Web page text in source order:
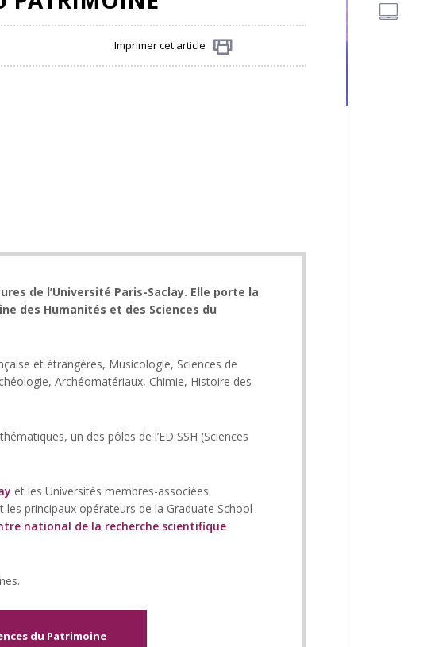
Imprimer cet article
de l’Université Paris-Saclay. Elle porte la
des Humanités et des Sciences du
et étrangères, Musicologie, Sciences de
Archéomatériaux, Chimie, Histoire des
un des pôles de l’ED SSH (Sciences
et les Universités membres-associées
les principaux opérateurs de la Graduate School
national de la recherche scientifique
du Patrimoine